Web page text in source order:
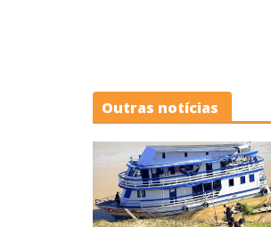
Outras notícias